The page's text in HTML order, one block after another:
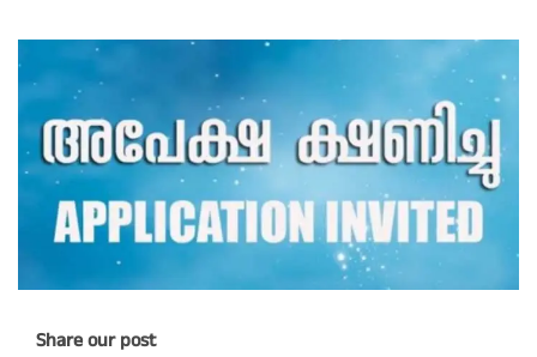
Share our post